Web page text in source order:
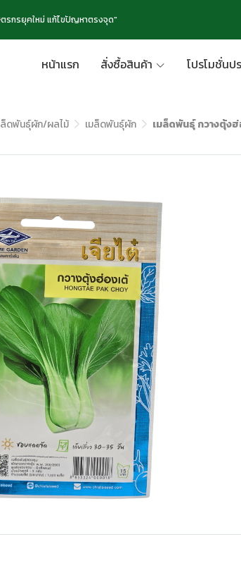
รกรยุคใหม่ แก้ไขปัญหาตรงจุด"
หน้าแรก สั่งซื้อสินค้า โปรโมชั่นป
ล็ดพันธุ์ผัก/ผลไม้ เมล็ดพันธุ์ผัก เมล็ดพันธุ์ กวางตุ้งฮ่